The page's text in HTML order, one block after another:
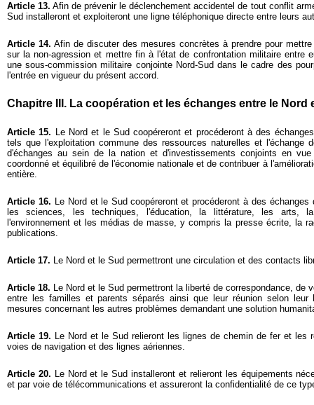
Article 13. Afin de prévenir le déclenchement accidentel de tout conflit
Sud installeront et exploiteront une ligne téléphonique directe entre leurs
Article 14. Afin de discuter des mesures concrètes à prendre pour
sur la non-agression et mettre fin à l'état de confrontation militaire entre
une sous-commission militaire conjointe Nord-Sud dans le cadre des
l'entrée en vigueur du présent accord.
Chapitre III. La coopération et les échanges entre le Nord
Article 15. Le Nord et le Sud coopéreront et procéderont à des
tels que l'exploitation commune des ressources naturelles et l'échange
d'échanges au sein de la nation et d'investissements conjoints en
coordonné et équilibré de l'économie nationale et de contribuer à
entière.
Article 16. Le Nord et le Sud coopéreront et procéderont à des
les sciences, les techniques, l'éducation, la littérature, les arts,
l'environnement et les médias de masse, y compris la presse écrite, la
publications.
Article 17. Le Nord et le Sud permettront une circulation et des contacts
Article 18. Le Nord et le Sud permettront la liberté de correspondance, de
entre les familles et parents séparés ainsi que leur réunion selon leur
mesures concernant les autres problèmes demandant une solution
Article 19. Le Nord et le Sud relieront les lignes de chemin de fer et les
voies de navigation et des lignes aériennes.
Article 20. Le Nord et le Sud installeront et relieront les équipements
et par voie de télécommunications et assureront la confidentialité de ce